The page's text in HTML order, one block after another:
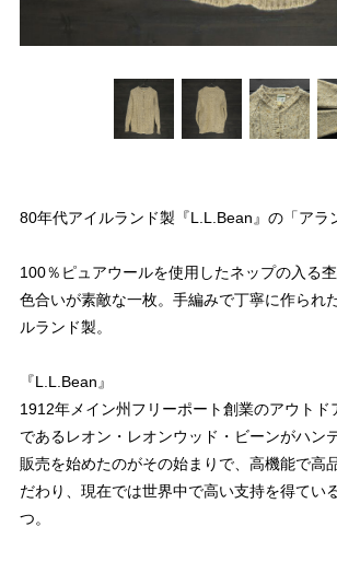
80年代アイルランド製『L.L.Bean』の「アラ
100％ピュアウールを使用したネップの入る
色合いが素敵な一枚。手編みで丁寧に作られ
ルランド製。
『L.L.Bean』
1912年メイン州フリーポート創業のアウトド
であるレオン・レオンウッド・ビーンがハン
販売を始めたのがその始まりで、高機能で高
だわり、現在では世界中で高い支持を得てい
つ。